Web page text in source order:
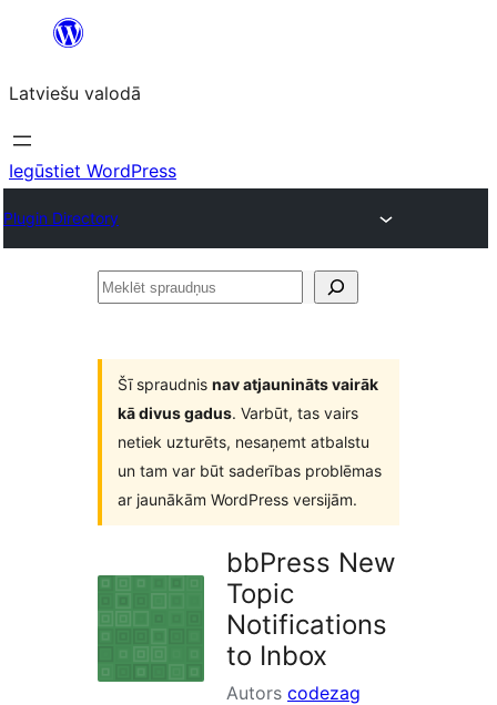
Pāriet
saturu
Latviešu valodā
Iegūstiet WordPress
Plugin Directory
Meklēt
Šī spraudnis nav atjaunināts vairāk
kā divus gadus. Varbūt, tas vairs
netiek uzturēts, nesaņemt atbalstu
un tam var būt saderības problēmas
ar jaunākām WordPress versijām.
bbPress New
Topic
Notifications
to Inbox
Autors codezag